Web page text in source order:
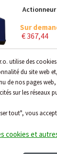
utilise des
du site web
de nos pages
sur les réseaux
tout", vous
cookies et
Actionneur
Sur
€ 367,44
Actionneur
€ 795,86